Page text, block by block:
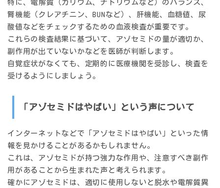
特に、電解質（カリウム、ナトリウムなど）のバランス、
腎機能（クレアチニン、BUNなど）、肝機能、血糖値、尿
酸値などをチェックするための血液検査が重要です。
これらの検査結果に基づいて、アゾセミドの量が適切か、
副作用が出ていないかなどを医師が判断します。
自覚症状がなくても、定期的に医療機関を受診し、検査を
受けるようにしましょう。
「アゾセミドはやばい」という声について
インターネットなどで「アゾセミドはやばい」といった情
報を見かけることがあるかもしれません。
これは、アゾセミドが持つ強力な作用や、注意すべき副作
用があることから生まれた声と考えられます。
確かにアゾセミドは、適切に使用しないと脱水や電解質異